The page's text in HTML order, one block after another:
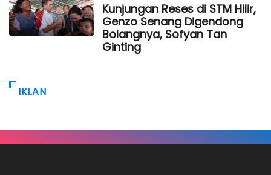
Kunjungan Reses di STM Hilir,
Genzo Senang Digendong
Bolangnya, Sofyan Tan
Ginting
IKLAN